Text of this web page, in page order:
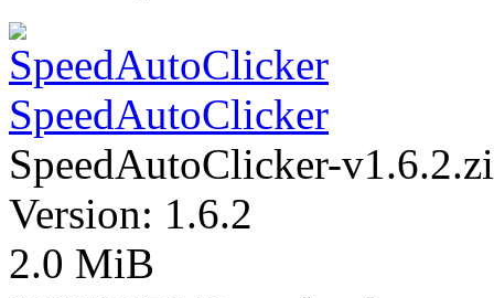
SpeedAutoClicker
SpeedAutoClicker-
Version: 1.6.2
2.0 MiB